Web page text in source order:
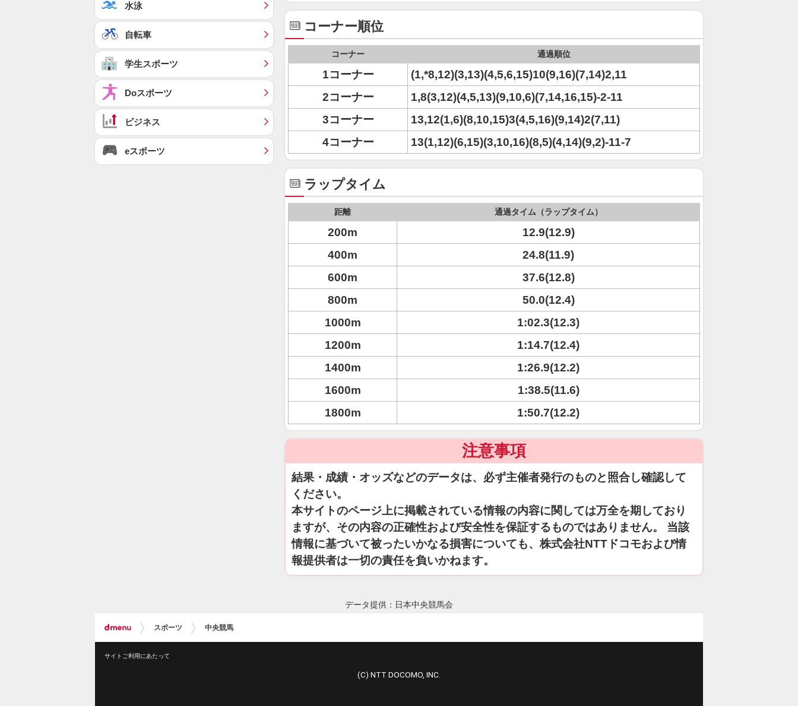
コーナー順位
コーナー 通過順位
1コーナー
(1,*8,12)(3,13)(4,5,6,15)10(9,16)(7,14)2,11
2コーナー
1,8(3,12)(4,5,13)(9,10,6)(7,14,16,15)-2-11
3コーナー
13,12(1,6)(8,10,15)3(4,5,16)(9,14)2(7,11)
4コーナー
13(1,12)(6,15)(3,10,16)(8,5)(4,14)(9,2)-11-7
ラップタイム
距離 通過タイム（ラップタイム）
200m
12.9(12.9)
400m
24.8(11.9)
600m
37.6(12.8)
800m
50.0(12.4)
1000m
1:02.3(12.3)
1200m
1:14.7(12.4)
1400m
1:26.9(12.2)
1600m
1:38.5(11.6)
1800m
1:50.7(12.2)
注意事項
結果・成績・オッズなどのデータは、必ず主催者発行のものと照合し確認して
ください。
本サイトのページ上に掲載されている情報の内容に関しては万全を期しており
ますが、その内容の正確性および安全性を保証するものではありません。 当該
情報に基づいて被ったいかなる損害についても、株式会社NTTドコモおよび情
報提供者は一切の責任を負いかねます。
水泳
自転車
学生スポーツ
Doスポーツ
ビジネス
eスポーツ
データ提供：日本中央競馬会
スポーツ 中央競馬
サイトご利用にあたって
(C) NTT DOCOMO, INC.